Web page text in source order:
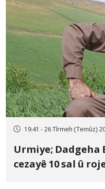
19:41 - 26 Tîrmeh (Temûz)
Urmiye; Dadgeha
cezayê 10 sal û